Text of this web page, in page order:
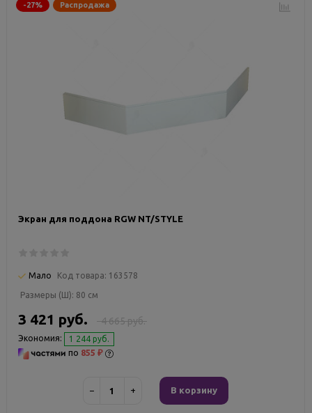
-27% Распродажа
Экран для поддона RGW NT/STYLE
Мало Код товара: 163578
Размеры (Ш): 80 см
4 665 руб.
3 421 руб.
Экономия: 1 244 руб.
по 855 ₽
− + В корзину